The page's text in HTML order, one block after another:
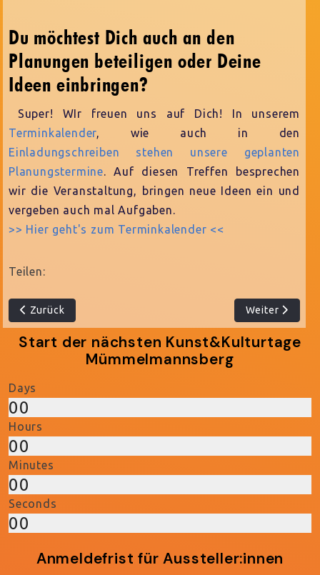
Du möchtest Dich auch an den
Planungen beteiligen oder Deine
Ideen einbringen?
Super! WIr freuen uns auf Dich! In unserem
Terminkalender, wie auch in den
Einladungschreiben stehen unsere geplanten
Planungstermine. Auf diesen Treffen besprechen
wir die Veranstaltung, bringen neue Ideen ein und
vergeben auch mal Aufgaben.
>> Hier geht's zum Terminkalender <<
Teilen:
Vorheriger Beitrag: Die Kunst&Kulturtage
Zurück Nächster
Weiter
Start der nächsten Kunst&Kulturtage
Mümmelmannsberg
Days
00
Hours
00
Minutes
00
Seconds
00
Anmeldefrist für Aussteller:innen